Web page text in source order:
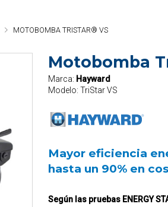
MOTOBOMBA TRISTAR® VS
Motobomba
Marca: Hayward
Modelo: TriStar VS
Mayor eficiencia
hasta un 90% en
Según las pruebas ENERGY